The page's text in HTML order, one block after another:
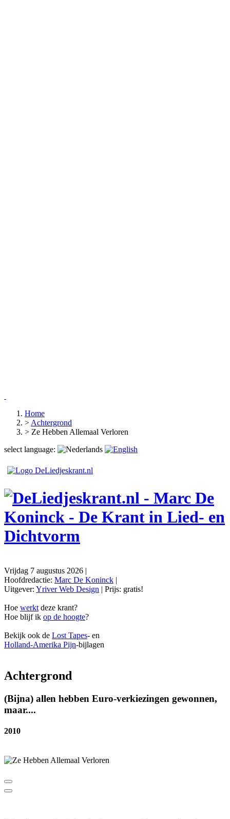
Home
> Achtergrond
> Ze Hebben Allemaal Verloren
select language:
Vrijdag 7 augustus 2026 |
Hoofdredactie: Marc De Koninck |
Uitgever: Yriver Web Design | Prijs: gratis!
Hoe werkt deze krant?
Hoe blijf ik op de hoogte?
Bekijk ook de Lost Tapes- en
Holland-Amerika Pijn-bijlagen
Achtergrond
(Bijna) allen hebben Euro-verkiezingen gewonnen,
maar....
2010